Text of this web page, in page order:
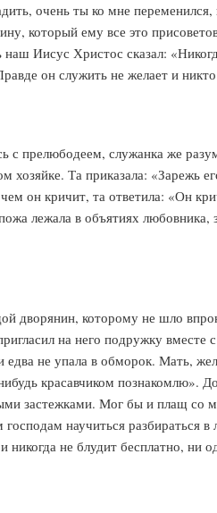
очень ты ко мне
который ему все это
Иисус Христос сказал:
он служить не желает и
с прелюбодеем, служанка же
Та приказала: «Зарежь
он кричит, та ответила: «Он
лежала в объятиях
которому не шло
на него подружку вместе
не упала в обморок. Мать,
красавчиком познакомлю».
застежками. Мог бы и плащ со
научиться разбираться в
никогда не блудит бесплатно, ни